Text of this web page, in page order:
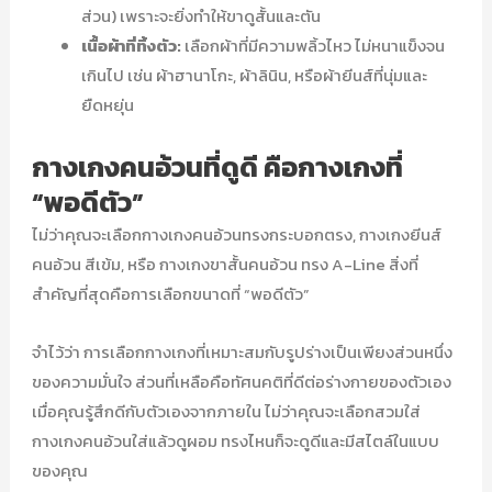
ส่วน) เพราะจะยิ่งทำให้ขาดูสั้นและตัน
เนื้อผ้าที่ทิ้งตัว: เลือกผ้าที่มีความพลิ้วไหว ไม่หนาแข็งจน
เกินไป เช่น ผ้าฮานาโกะ, ผ้าลินิน, หรือผ้ายีนส์ที่นุ่มและ
ยืดหยุ่น
กางเกงคนอ้วนที่ดูดี คือกางเกงที่
“พอดีตัว”
ไม่ว่าคุณจะเลือกกางเกงคนอ้วนทรงกระบอกตรง, กางเกงยีนส์
คนอ้วน สีเข้ม, หรือ กางเกงขาสั้นคนอ้วน ทรง A-Line สิ่งที่
สำคัญที่สุดคือการเลือกขนาดที่ “พอดีตัว”
จำไว้ว่า การเลือกกางเกงที่เหมาะสมกับรูปร่างเป็นเพียงส่วนหนึ่ง
ของความมั่นใจ ส่วนที่เหลือคือทัศนคติที่ดีต่อร่างกายของตัวเอง
เมื่อคุณรู้สึกดีกับตัวเองจากภายใน ไม่ว่าคุณจะเลือกสวมใส่
กางเกงคนอ้วนใส่แล้วดูผอม ทรงไหนก็จะดูดีและมีสไตล์ในแบบ
ของคุณ